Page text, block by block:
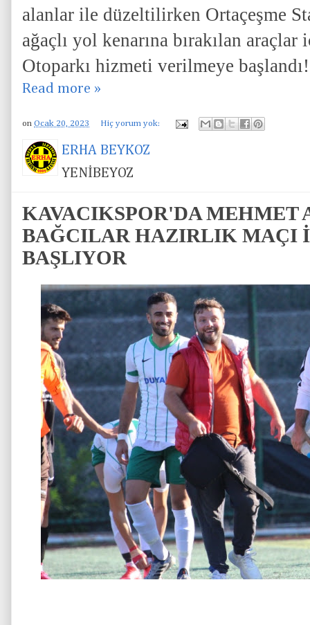
alanlar ile düzeltilirken Ortaçeşme
ağaçlı yol kenarına bırakılan
Otoparkı hizmeti verilmeye başlandı!
Read more »
on Ocak 20, 2023 Hiç yorum yok:
ERHA BEYKOZ
YENİBEYOZ
KAVACIKSPOR'DA MEHMET
BAĞCILAR HAZIRLIK MAÇI
BAŞLIYOR